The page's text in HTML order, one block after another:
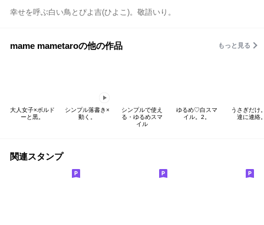
幸せを呼ぶ白い鳥とぴよ吉(ひよこ)。敬語いり。
mame mametaroの他の作品 もっと見る
大人女子×ボルド
ーと黒。
シンプル落書き×
動く。
シンプルで使え
る・ゆるめスマ
イル
ゆるめ♡白スマ
イル。2。
うさぎだけ
達に連絡
関連スタンプ